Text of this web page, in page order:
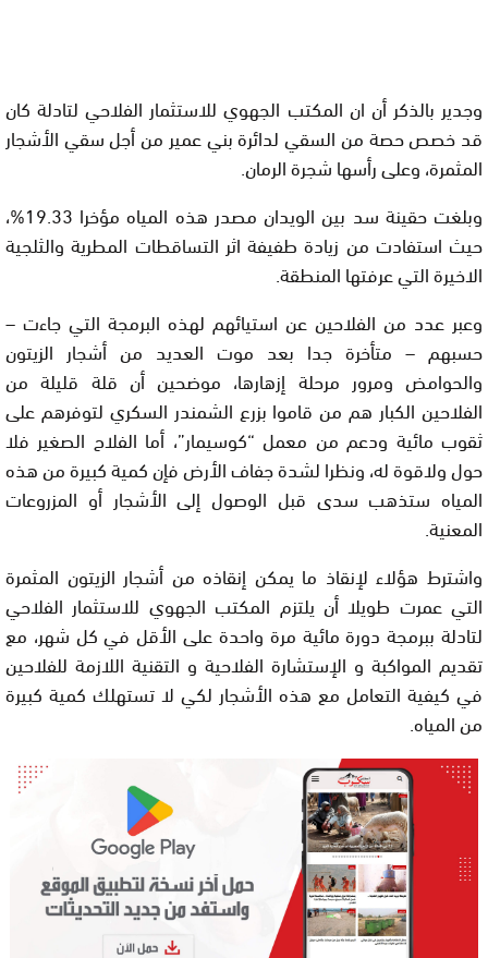
وجدير بالذكر أن ان المكتب الجهوي للاستثمار الفلاحي لتادلة كان
قد خصص حصة من السقي لدائرة بني عمير من أجل سقي الأشجار
المثمرة، وعلى رأسها شجرة الرمان.
وبلغت حقينة سد بين الويدان مصدر هذه المياه مؤخرا 19.33%،
حيث استفادت من زيادة طفيفة اثر التساقطات المطرية والثلجية
الاخيرة التي عرفتها المنطقة.
وعبر عدد من الفلاحين عن استيائهم لهذه البرمجة التي جاءت –
حسبهم – متأخرة جدا بعد موت العديد من أشجار الزيتون
والحوامض ومرور مرحلة إزهارها، موضحين أن قلة قليلة من
الفلاحين الكبار هم من قاموا بزرع الشمندر السكري لتوفرهم على
ثقوب مائية ودعم من معمل “كوسيمار”، أما الفلاح الصغير فلا
حول ولاقوة له، ونظرا لشدة جفاف الأرض فإن كمية كبيرة من هذه
المياه ستذهب سدى قبل الوصول إلى الأشجار أو المزروعات
المعنية.
واشترط هؤلاء لإنقاذ ما يمكن إنقاذه من أشجار الزيتون المثمرة
التي عمرت طويلا أن يلتزم المكتب الجهوي للاستثمار الفلاحي
لتادلة ببرمجة دورة مائية مرة واحدة على الأقل في كل شهر، مع
تقديم المواكبة و الإستشارة الفلاحية و التقنية اللازمة للفلاحين
في كيفية التعامل مع هذه الأشجار لكي لا تستهلك كمية كبيرة
من المياه.